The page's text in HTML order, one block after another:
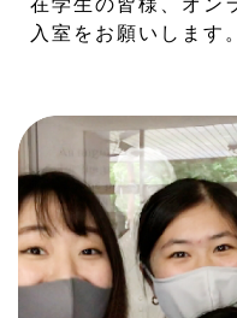
在学生の皆様、オン
入室をお願いします。